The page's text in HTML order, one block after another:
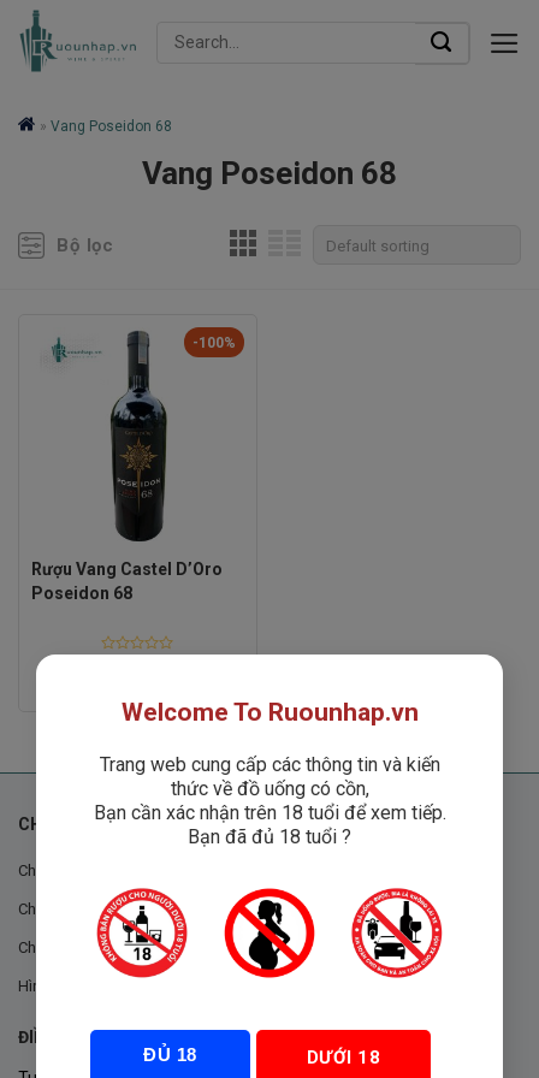
Skip
Search
» Vang Poseidon 68
Vang Poseidon 68
Bộ lọc
-100%
Rượu Vang Castel D’Oro
Poseidon 68
CHÍNH SÁCH
Chính sách chung
Chính sách đổi trả
Chính sách mua hàng
Hình thức thanh toán
ĐIỀU KHOẢN VÀ CHÍNH SÁCH
Welcome To Ruounhap.vn
Trang web cung cấp các thông tin và kiến
thức về đồ uống có cồn,
Bạn cần xác nhận trên 18 tuổi để xem tiếp.
Bạn đã đủ 18 tuổi ?
ĐỦ 18
DƯỚI 18